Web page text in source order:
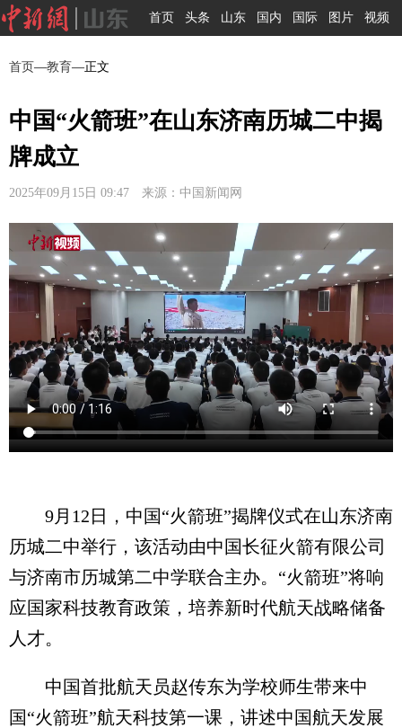
首页 头条 山东 国内 国际 图片 视频
首页—教育—正文
中国“火箭班”在山东济南历城二中揭
牌成立
2025年09月15日 09:47 来源：中国新闻网
9月12日，中国“火箭班”揭牌仪式在山东济南
历城二中举行，该活动由中国长征火箭有限公司
与济南市历城第二中学联合主办。“火箭班”将响
应国家科技教育政策，培养新时代航天战略储备
人才。
中国首批航天员赵传东为学校师生带来中
国“火箭班”航天科技第一课，讲述中国航天发展